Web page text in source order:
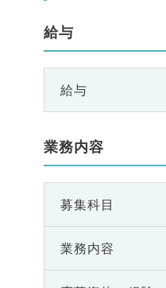
給与
給与
業務内容
募集科目
業務内容